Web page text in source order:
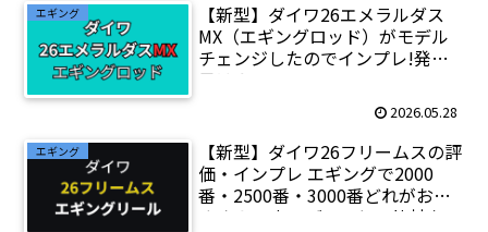
エギング
【新型】ダイワ26エメラルダス
MX（エギングロッド）がモデル
チェンジしたのでインプレ!発売
日は？
2026.05.28
エギング
【新型】ダイワ26フリームスの評
価・インプレ エギングで2000
番・2500番・3000番どれがおす
すめ？25カルディアとの比較も